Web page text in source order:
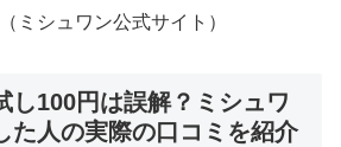
（ミシュワン公式サイト）
し100円は誤解？ミシュワ
た人の実際の口コミを紹介